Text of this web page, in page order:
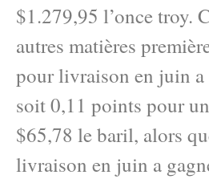
$1.279,95 l’once troy.
autres matières
pour livraison en juin a
soit 0,11 points pour
$65,78 le baril, alors
livraison en juin a